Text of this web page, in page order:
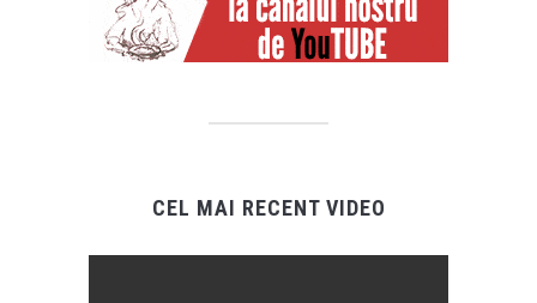
CEL MAI RECENT VIDEO